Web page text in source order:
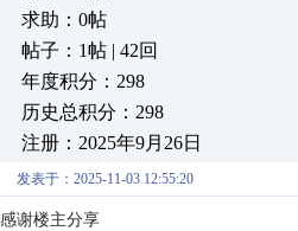
求助：0帖
帖子：1帖 | 42回
年度积分：298
历史总积分：298
注册：2025年9月26日
发表于：2025-11-03 12:55:20
感谢楼主分享